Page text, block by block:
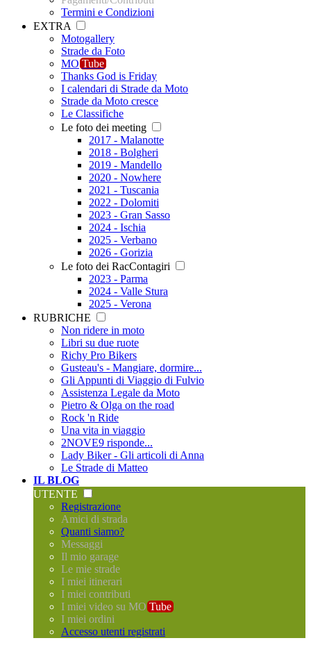
Termini e Condizioni
EXTRA
Motogallery
Strade da Foto
MO Tube
Thanks God is Friday
I calendari di Strade da Moto
Strade da Moto cresce
Le Classifiche
Le foto dei meeting
2017 - Malanotte
2018 - Bolgheri
2019 - Mandello
2020 - Nowhere
2021 - Tuscania
2022 - Dolomiti
2023 - Gran Sasso
2024 - Ischia
2025 - Verbano
2026 - Gorizia
Le foto dei RacContagiri
2023 - Parma
2024 - Valle Stura
2025 - Verona
RUBRICHE
Non ridere in moto
Libri su due ruote
Richy Pro Bikers
Gusteau's - Mangiare, dormire...
Gli Appunti di Viaggio di Fulvio
Assistenza Legale da Moto
Pietro & Olga on the road
Rock 'n Ride
Una vita in viaggio
2NOVE9 risponde...
Lady Biker - Gli articoli di Anna
Le Strade di Matteo
IL BLOG
UTENTE
Registrazione
Amici di strada
Quanti siamo?
Messaggi
Il mio garage
Le mie strade
I miei itinerari
I miei contributi
I miei video su MO Tube
I miei ordini
Accesso utenti registrati